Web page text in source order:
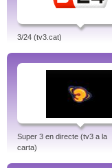
3/24 (tv3.cat)
Super 3 en directe (tv3 a la
carta)